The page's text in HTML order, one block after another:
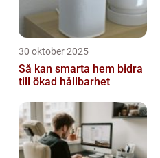
30 oktober 2025
Så kan smarta hem bidra
till ökad hållbarhet